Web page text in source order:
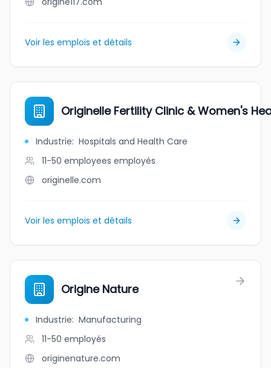
Voir les emplois et détails
Originelle Fertility Clinic & Women's
Industrie: Hospitals and Health Care
11-50 employees employés
originelle.com
Voir les emplois et détails
Origine Nature
Industrie: Manufacturing
11-50 employés
originenature.com